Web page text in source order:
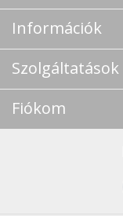
Információk
Szolgáltatások
Fiókom